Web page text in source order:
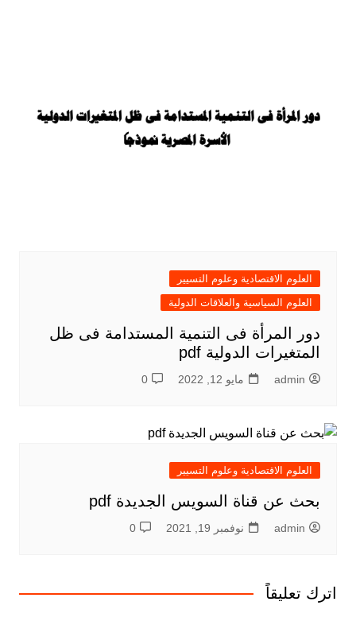
العلوم الاقتصادية وعلوم التسيير
العلوم السياسية والعلاقات الدولية
دور المرأة فى التنمية المستدامة فى ظل
المتغيرات الدولية pdf
admin مايو 12, 2022 0
العلوم الاقتصادية وعلوم التسيير
بحث عن قناة السويس الجديدة pdf
admin نوفمبر 19, 2021 0
اترك تعليقاً